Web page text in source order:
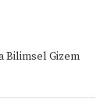
Bilimsel Gizem